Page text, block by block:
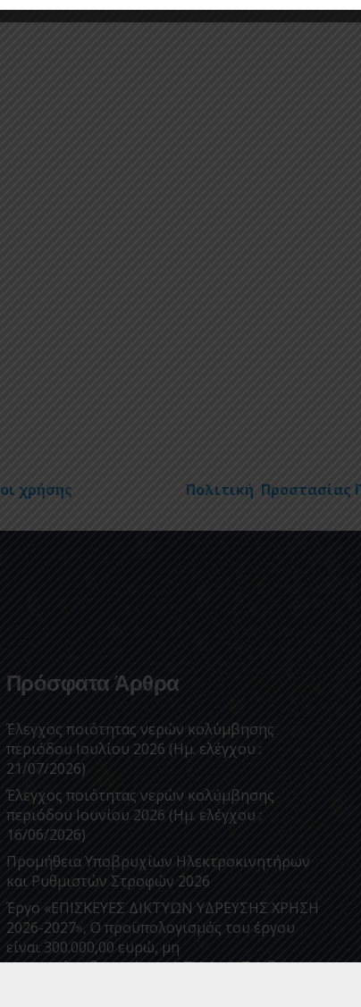
χρήσης Πολιτική
Πρόσφατα Άρθρα
Έλεγχος ποιότητας νερών κολύμβησης
περιόδου Ιουλίου 2026 (Ημ. ελέγχου :
21/07/2026)
Έλεγχος ποιότητας νερών κολύμβησης
περιόδου Ιουνίου 2026 (Ημ. ελέγχου :
16/06/2026)
Προμήθεια Υποβρυχίων Ηλεκτροκινητήρων
και Ρυθμιστών Στροφών 2026
Έργο «ΕΠΙΣΚΕΥΕΣ ΔΙΚΤΥΩΝ ΥΔΡΕΥΣΗΣ ΧΡΗΣΗ
2026-2027», Ο προϋπολογισμός του έργου
είναι 300.000,00 ευρώ, μη
συμπεριλαμβανομένου Φ.Π.Α (ο Φ.Π.Α δεν